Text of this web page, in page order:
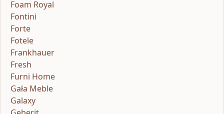
Foam Royal
Fontini
Forte
Fotele
Frankhauer
Fresh
Furni Home
Gała Meble
Galaxy